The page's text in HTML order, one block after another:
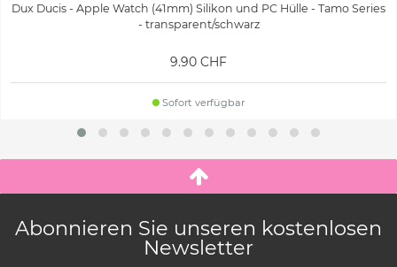
Dux Ducis - Apple Watch (41mm) Silikon und PC Hülle - Tamo Series
- transparent/schwarz
9.90 CHF
Sofort verfügbar
Abonnieren Sie unseren kostenlosen
Newsletter